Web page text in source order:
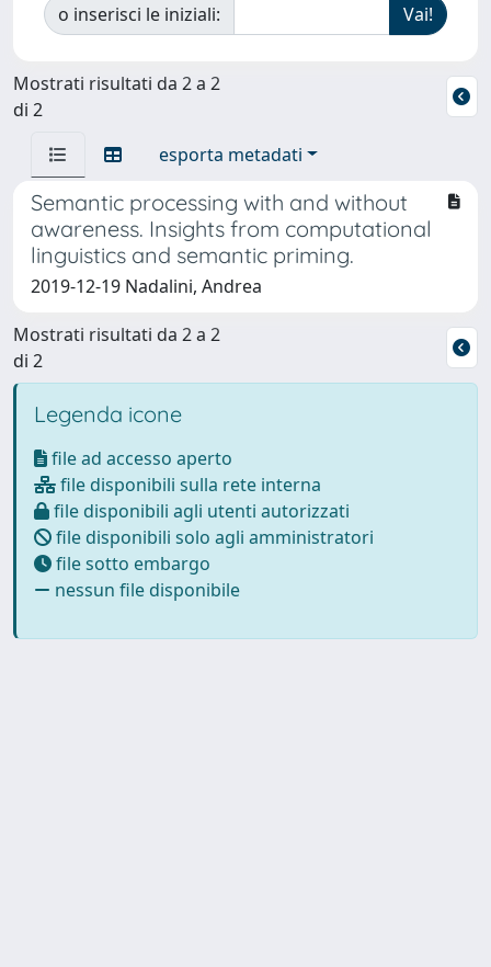
o inserisci le iniziali:
Mostrati risultati da 2 a 2
di 2
esporta metadati
Semantic processing with and without
awareness. Insights from computational
linguistics and semantic priming.
2019-12-19 Nadalini, Andrea
Mostrati risultati da 2 a 2
di 2
Legenda icone
file ad accesso aperto
file disponibili sulla rete interna
file disponibili agli utenti autorizzati
file disponibili solo agli amministratori
file sotto embargo
nessun file disponibile